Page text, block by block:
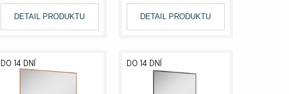
DETAIL PRODUKTU DETAIL PRODUKTU
DO 14 DNÍ DO 14 DNÍ